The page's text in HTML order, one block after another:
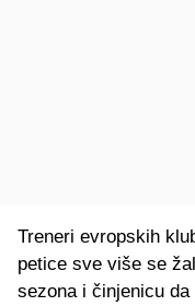
Treneri evropskih
petice sve više se
sezona i činjenicu